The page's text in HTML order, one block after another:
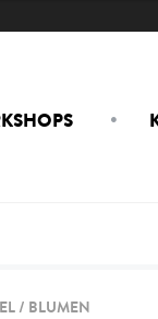
/ BLUMEN